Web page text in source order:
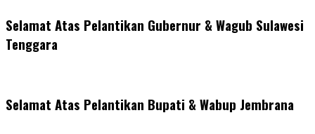
Selamat Atas Pelantikan Gubernur & Wagub Sulawesi
Tenggara
Selamat Atas Pelantikan Bupati & Wabup Jembrana